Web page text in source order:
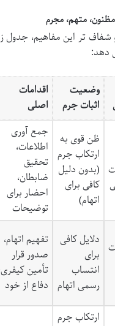
متهم، مجرم
تر این مفاهیم، جدول
دهد:
وضعیت
اثبات جرم
اقدامات
اصلی
ظن قوی به
ارتکاب جرم
(بدون دلیل
کافی برای
اتهام)
جمع آوری
اطلاعات،
تحقیق
ضابطان،
احضار برای
توضیحات
دلایل کافی
برای
انتساب
رسمی اتهام
تفهیم اتهام،
صدور قرار
تأمین
دفاع از خود
ارتکاب جرم